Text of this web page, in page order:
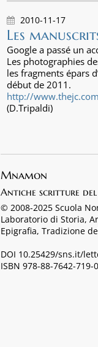
2010-11-17
Les
Google a passé un
Les photographies
les fragments épars
début de 2011.
http://
(D.Tripaldi)
Mnamon
Antiche scritture
© 2008-2025 Scuola
Laboratorio di Storia,
Epigrafia, Tradizione
DOI 10.25429/sns.it/
ISBN 978-88-7642-719-0